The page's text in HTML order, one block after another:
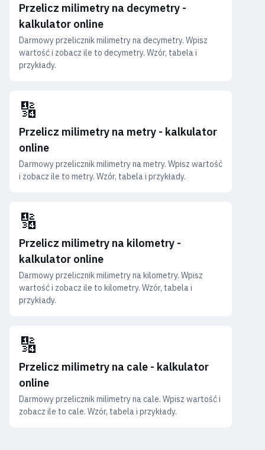
Przelicz milimetry na decymetry -
kalkulator online
Darmowy przelicznik milimetry na decymetry. Wpisz
wartość i zobacz ile to decymetry. Wzór, tabela i
przykłady.
🔢
Przelicz milimetry na metry - kalkulator
online
Darmowy przelicznik milimetry na metry. Wpisz wartość
i zobacz ile to metry. Wzór, tabela i przykłady.
🔢
Przelicz milimetry na kilometry -
kalkulator online
Darmowy przelicznik milimetry na kilometry. Wpisz
wartość i zobacz ile to kilometry. Wzór, tabela i
przykłady.
🔢
Przelicz milimetry na cale - kalkulator
online
Darmowy przelicznik milimetry na cale. Wpisz wartość i
zobacz ile to cale. Wzór, tabela i przykłady.